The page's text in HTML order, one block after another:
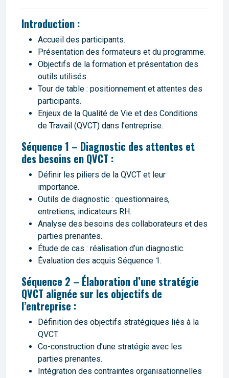
Introduction :
Accueil des participants.
Présentation des formateurs et du programme.
Objectifs de la formation et présentation des
outils utilisés.
Tour de table : positionnement et attentes des
participants.
Enjeux de la Qualité de Vie et des Conditions
de Travail (QVCT) dans l’entreprise.
Séquence 1 – Diagnostic des attentes et
des besoins en QVCT :
Définir les piliers de la QVCT et leur
importance.
Outils de diagnostic : questionnaires,
entretiens, indicateurs RH.
Analyse des besoins des collaborateurs et des
parties prenantes.
Étude de cas : réalisation d’un diagnostic.
Évaluation des acquis Séquence 1.
Séquence 2 – Élaboration d’une stratégie
QVCT alignée sur les objectifs de
l’entreprise :
Définition des objectifs stratégiques liés à la
QVCT.
Co-construction d’une stratégie avec les
parties prenantes.
Intégration des contraintes organisationnelles